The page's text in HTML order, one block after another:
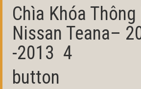
Chìa Khóa
Nissan Teana–
-2013 4
button